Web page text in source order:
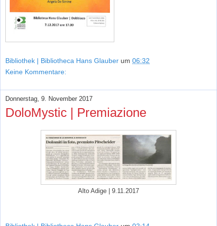
Bibliothek | Bibliotheca Hans Glauber um 06:32
Keine Kommentare:
Donnerstag, 9. November 2017
DoloMystic | Premiazione
Alto Adige | 9.11.2017